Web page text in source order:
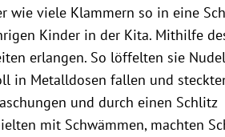
wie viele Klammern so in eine
Kinder in der Kita. Mithilfe
erlangen. So löffelten sie
in Metalldosen fallen und
und durch einen
mit Schwämmen, machten